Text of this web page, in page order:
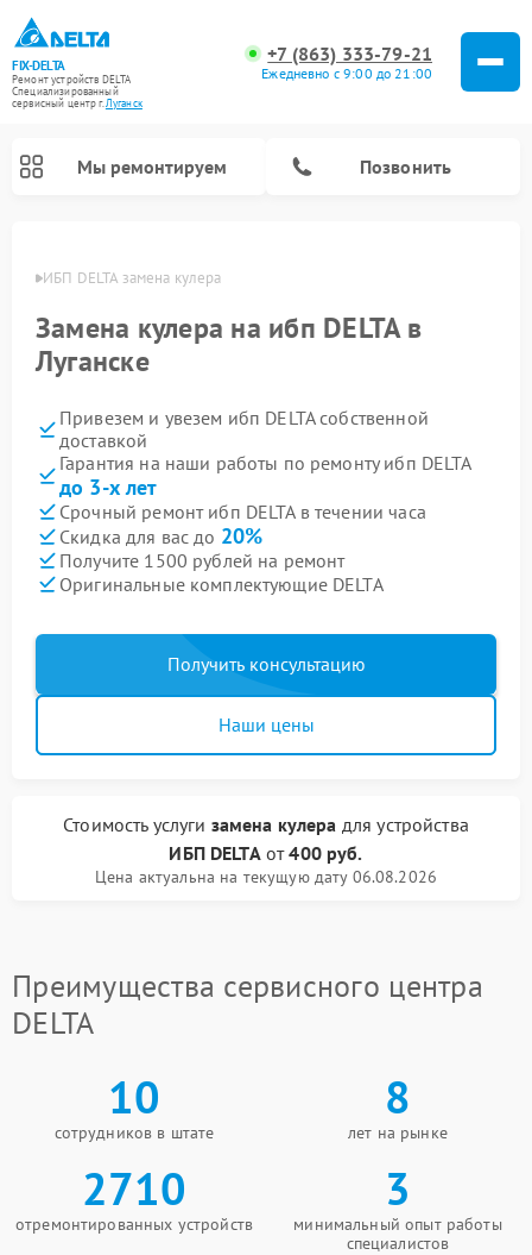
FIX-DELTA
Ремонт устройств DELTA
Специализированный
cервисный центр г.Луганск
+7 (863) 333-79-21
Ежедневно с 9:00 до 21:00
Мы ремонтируем Позвонить
ИБП DELTA замена кулера
Замена кулера на ибп DELTA в
Луганске
Привезем и увезем ибп DELTA собственной
доставкой
Гарантия на наши работы по ремонту ибп DELTA
до 3-х лет
Срочный ремонт ибп DELTA в течении часа
Скидка для вас до 20%
Получите 1500 рублей на ремонт
Оригинальные комплектующие DELTA
Получить консультацию
Наши цены
Стоимость услуги замена кулера для устройства
ИБП DELTAот400 руб.
Цена актуальна на текущую дату 06.08.2026
Преимущества сервисного центра
DELTA
10
сотрудников в штате
8
лет на рынке
2710
отремонтированных устройств
3
минимальный опыт работы
специалистов